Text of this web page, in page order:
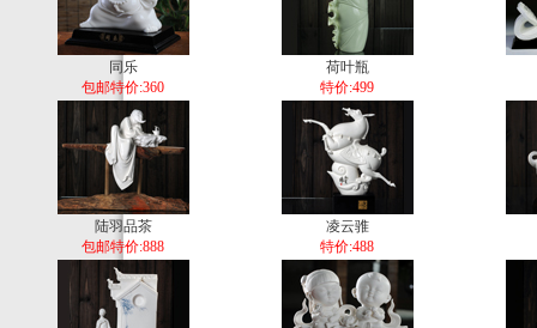
同乐
包邮特价:360
荷叶瓶
特价:499
陆羽品茶
包邮特价:888
凌云骓
特价:488